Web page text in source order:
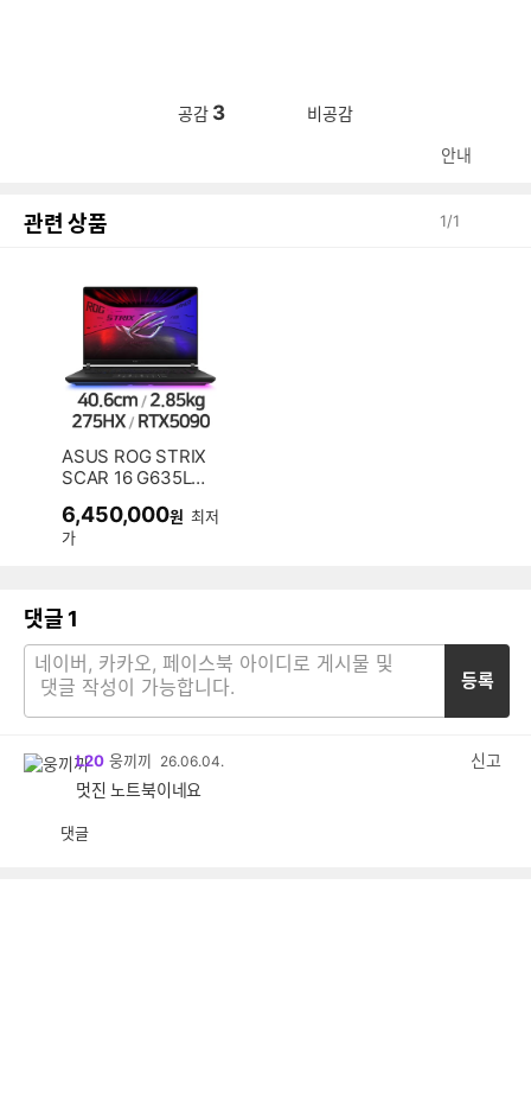
공감 3 비공감
안내
관련 상품 1/1
ASUS ROG STRIX
SCAR 16 G635LX
TB)
6,450,000원 최저
가
댓글 1
등록
L20 웅끼끼 26.06.04.
신고
멋진 노트북이네요
댓글